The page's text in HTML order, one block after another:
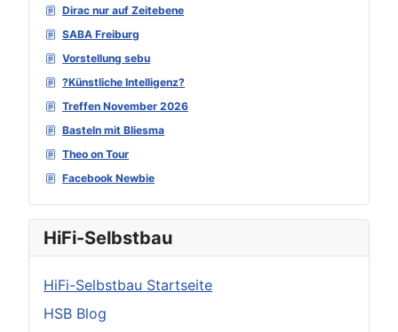
Dirac nur auf Zeitebene
SABA Freiburg
Vorstellung sebu
?Künstliche Intelligenz?
Treffen November 2026
Basteln mit Bliesma
Theo on Tour
Facebook Newbie
HiFi-Selbstbau
HiFi-Selbstbau Startseite
HSB Blog